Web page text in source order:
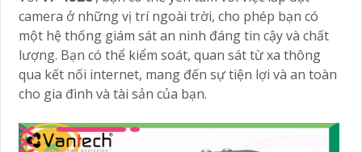
camera ở những vị trí ngoài trời, cho phép bạn có
một hệ thống giám sát an ninh đáng tin cậy và chất
lượng. Bạn có thể kiểm soát, quan sát từ xa thông
qua kết nối internet, mang đến sự tiện lợi và an toàn
cho gia đình và tài sản của bạn.